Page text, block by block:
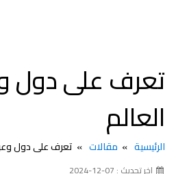
تعرف على دول
العالم
الرئيسية مقالات تعرف على دول
اخر تحديث : 07-12-2024